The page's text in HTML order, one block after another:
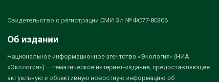
Свидетельство о регистрации СМИ Эл № ФС77-80306
Об издании
Национальное информационное агентство «Экология» (НИА
«Экология») — тематическое интернет-издание, предоставляющее
актуальную и объективную новостную информацию об